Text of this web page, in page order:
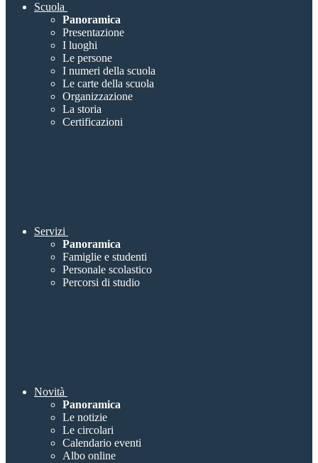
Scuola
Panoramica
Presentazione
I luoghi
Le persone
I numeri della scuola
Le carte della scuola
Organizzazione
La storia
Certificazioni
Servizi
Panoramica
Famiglie e studenti
Personale scolastico
Percorsi di studio
Novità
Panoramica
Le notizie
Le circolari
Calendario eventi
Albo online